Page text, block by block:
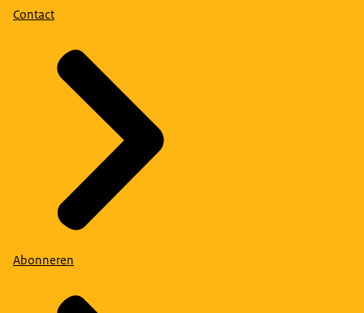
Contact
Abonneren